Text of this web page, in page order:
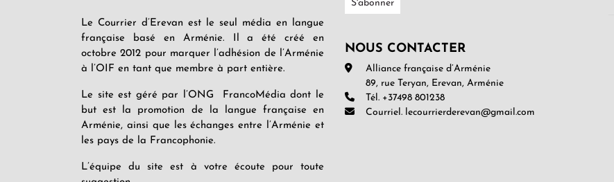
Le Courrier d’Erevan est le seul média en langue
française basé en Arménie. Il a été créé en
octobre 2012 pour marquer l’adhésion de l’Arménie
à l’OIF en tant que membre à part entière.
Le site est géré par l’ONG FrancoMédia dont le
but est la promotion de la langue française en
Arménie, ainsi que les échanges entre l’Arménie et
les pays de la Francophonie.
L’équipe du site est à votre écoute pour toute
NOUS CONTACTER
Alliance française d’Arménie
89, rue Teryan, Erevan, Arménie
Tél. +37498 801238
Courriel. lecourrierderevan@gmail.com